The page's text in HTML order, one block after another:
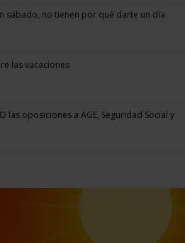
sábado, no tienen por qué darte un día
las vacaciones
las oposiciones a AGE, Seguridad Social y